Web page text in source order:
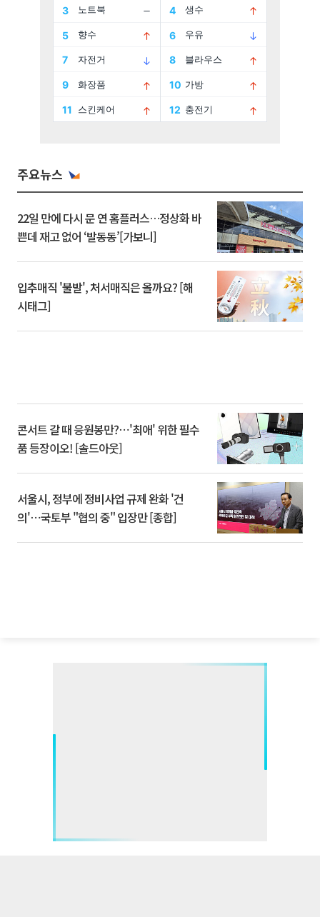
주요뉴스
22일 만에 다시 문 연 홈플러스…정상화 바
쁜데 재고 없어 ‘발동동’[가보니]
입추매직 '불발', 처서매직은 올까요? [해
시태그]
콘서트 갈 때 응원봉만?⋯'최애' 위한 필수
품 등장이오! [솔드아웃]
서울시, 정부에 정비사업 규제 완화 '건
의'⋯국토부 "협의 중" 입장만 [종합]